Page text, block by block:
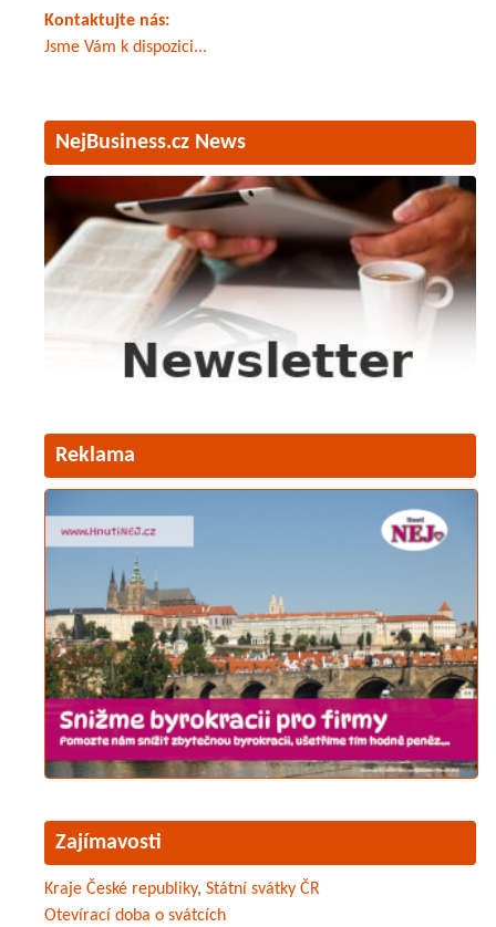
Kontaktujte nás:
Jsme Vám k dispozici...
NejBusiness.cz News
Reklama
Zajímavosti
Kraje České republiky, Státní svátky ČR
Otevírací doba o svátcích